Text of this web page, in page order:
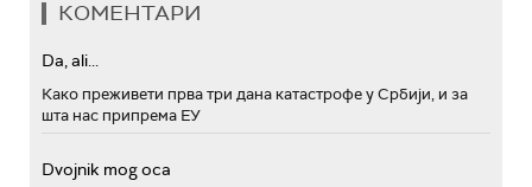
КОМЕНТАРИ
Da, ali...
Како преживети прва три дана катастрофе у Србији, и за
шта нас припрема ЕУ
Dvojnik mog oca